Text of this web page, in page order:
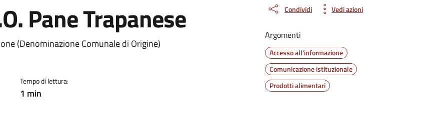
Pane Trapanese
(Denominazione Comunale di Origine)
Tempo di lettura:
1 min
Condividi Vedi azioni
Argomenti
Accesso all'informazione
Comunicazione istituzionale
Prodotti alimentari